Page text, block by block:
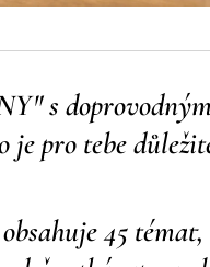
s
je pro tebe
45